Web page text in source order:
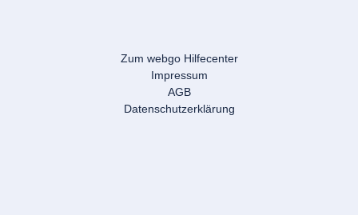
Zum webgo Hilfecenter
Impressum
AGB
Datenschutzerklärung